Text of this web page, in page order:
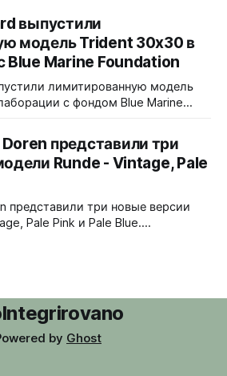
выполнена из цельного блока
прыгающие часы и
Подсветка C1 X1 BL
- впервые в истории
в темноте.
выпустили
модель Trident 30x30 в
Blue Marine Foundation
лимитированную модель
с фондом Blue Marine
имитирует морские приливы,
секундная стрелка отсылают
- символу кампании фонда
задней крышке выгравирован
каждого экземпляра 30
представили три
Runde - Vintage, Pale
представили три новые версии
Pale Pink и Pale Blue.
монета из Rundeskatten.
и черным сабдайлом,
by Ghost